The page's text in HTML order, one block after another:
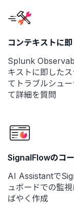
コンテキストに
Splunk
キストに即した
てトラブルシュ
て詳細を質問
SignalFlowのコ
AI Assistantで
ュボードでの監
ばやく作成